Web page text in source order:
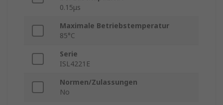
0.15μs
Maximale Betriebstemperatur
85°C
Serie
ISL4221E
Normen/Zulassungen
No